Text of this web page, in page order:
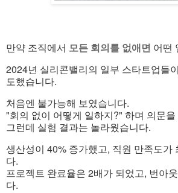
만약 조직에서 모든 회의를 없애면 어떤
2024년 실리콘밸리의 일부 스타트업들
도했습니다.
처음엔 불가능해 보였습니다.
"회의 없이 어떻게 일하지?" 하며 의문을
그런데 실험 결과는 놀라웠습니다.
생산성이 40% 증가했고, 직원 만족도가
다.
프로젝트 완료율은 2배가 되었고, 번아
다.